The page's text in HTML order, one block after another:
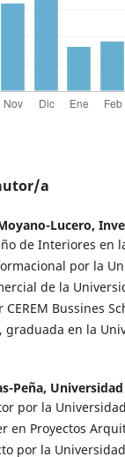
a
Lucero,
de Interiores en
por la
de la
Bussines
graduada en la
Peña,
por la
en Proyectos
por la